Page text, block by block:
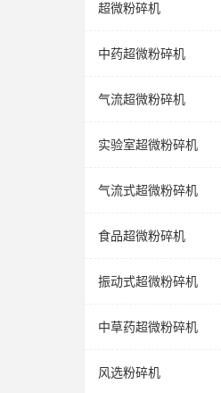
超微粉碎机
中药超微粉碎机
气流超微粉碎机
实验室超微粉碎机
气流式超微粉碎机
食品超微粉碎机
振动式超微粉碎机
中草药超微粉碎机
风选粉碎机